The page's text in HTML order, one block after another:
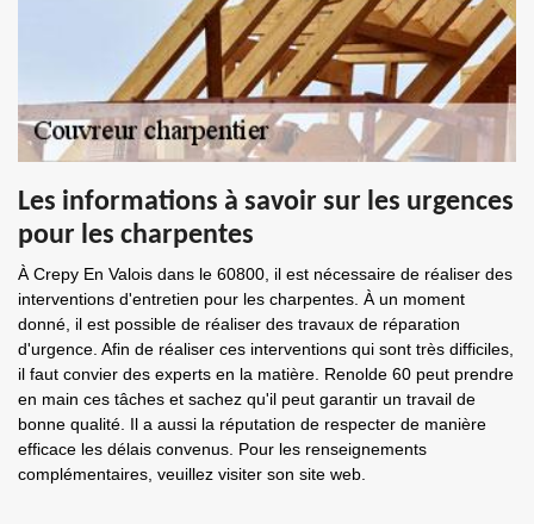
Les informations à savoir sur les urgences
pour les charpentes
À Crepy En Valois dans le 60800, il est nécessaire de réaliser des
interventions d'entretien pour les charpentes. À un moment
donné, il est possible de réaliser des travaux de réparation
d'urgence. Afin de réaliser ces interventions qui sont très difficiles,
il faut convier des experts en la matière. Renolde 60 peut prendre
en main ces tâches et sachez qu'il peut garantir un travail de
bonne qualité. Il a aussi la réputation de respecter de manière
efficace les délais convenus. Pour les renseignements
complémentaires, veuillez visiter son site web.